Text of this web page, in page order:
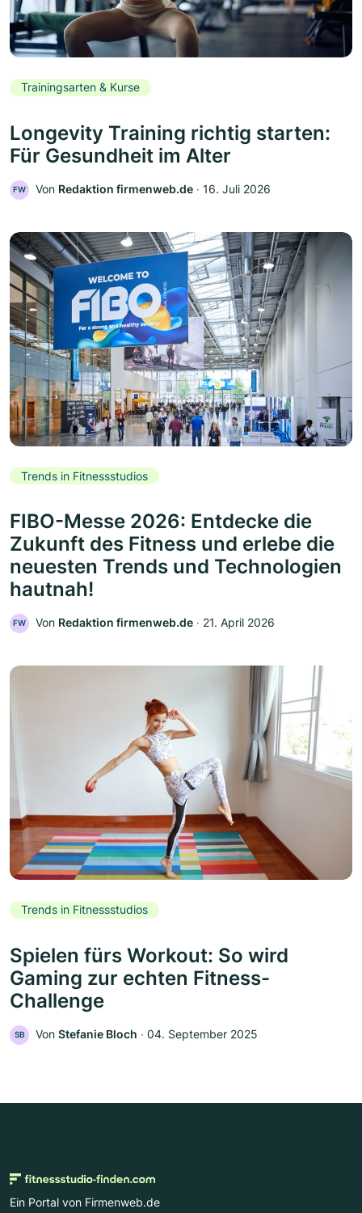
Trainingsarten & Kurse
Longevity Training richtig starten:
Für Gesundheit im Alter
FW Von Redaktion firmenweb.de ‧ 16. Juli 2026
Trends in Fitnessstudios
FIBO-Messe 2026: Entdecke die
Zukunft des Fitness und erlebe die
neuesten Trends und Technologien
hautnah!
FW Von Redaktion firmenweb.de ‧ 21. April 2026
Trends in Fitnessstudios
Spielen fürs Workout: So wird
Gaming zur echten Fitness-
Challenge
SB Von Stefanie Bloch ‧ 04. September 2025
Ein Portal von Firmenweb.de